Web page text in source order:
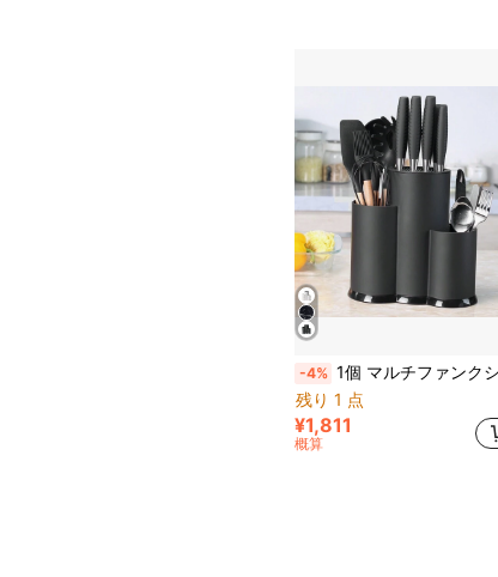
-4% 1個 マルチファンクション キッチンツールホルダー、3種1体 ユニバーサル ナイフラック、ナイフ、箸など収納オーガナイザー、スペース節約キッチンツール、ブラックブラシ仕上げ
残り 1 点
¥1,811
概算